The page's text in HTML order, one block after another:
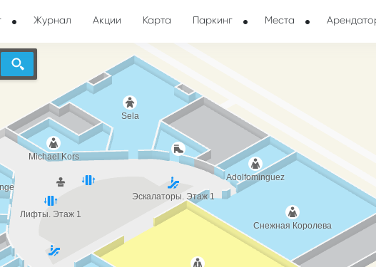
Журнал Акции Карта Паркинг Места